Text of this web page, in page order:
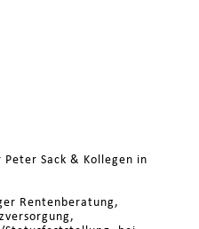
Sack & Kollegen in
Rentenberatung,